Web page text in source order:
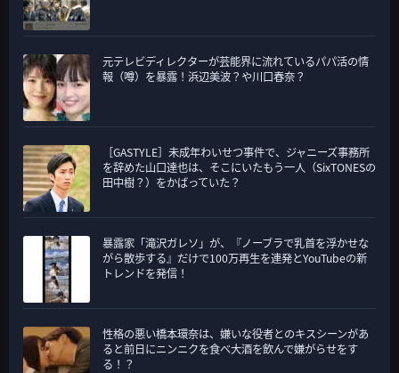
元テレビディレクターが芸能界に流れているパパ活の情
報（噂）を暴露！浜辺美波？や川口春奈？
［GASTYLE］未成年わいせつ事件で、ジャニーズ事務所
を辞めた山口達也は、そこにいたもう一人（SixTONESの
田中樹？）をかばっていた？
暴露家「滝沢ガレソ」が、『ノーブラで乳首を浮かせな
がら散歩する』だけで100万再生を連発とYouTubeの新
トレンドを発信！
性格の悪い橋本環奈は、嫌いな役者とのキスシーンがあ
ると前日にニンニクを食べ大酒を飲んで嫌がらせをす
る！？